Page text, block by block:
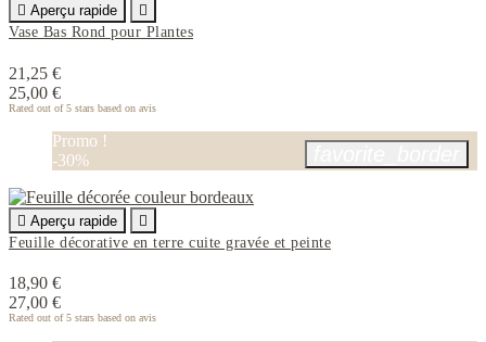
 Aperçu rapide

Vase Bas Rond pour Plantes
21,25 €
25,00 €
Rated out of 5 stars based on avis
Promo !
-30%
 Aperçu rapide

Feuille décorative en terre cuite gravée et peinte
18,90 €
27,00 €
Rated out of 5 stars based on avis